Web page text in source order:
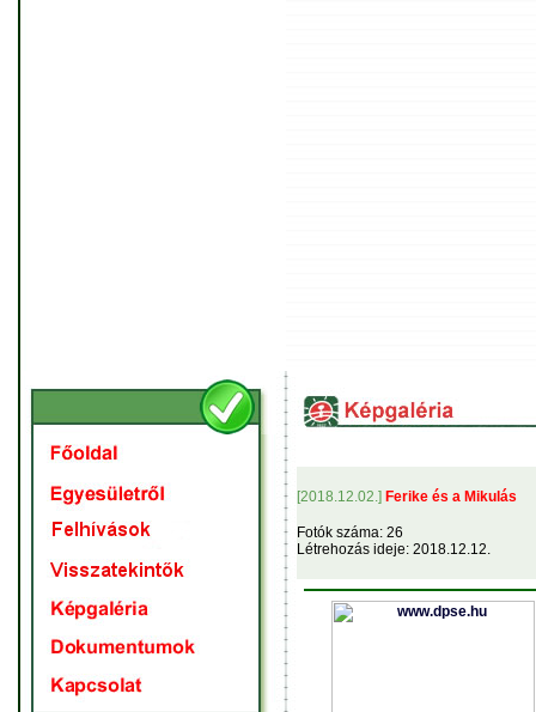
[2018.12.02.] Ferike és a Mikulás
Fotók száma: 26
Létrehozás ideje: 2018.12.12.